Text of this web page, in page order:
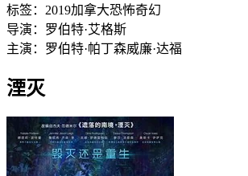
标签： 2019加拿大恐怖奇幻
导演： 罗伯特·艾格斯
主演： 罗伯特·帕丁森威廉·达福
湮灭